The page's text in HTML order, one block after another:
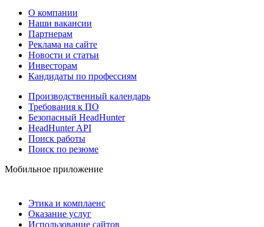
О компании
Наши вакансии
Партнерам
Реклама на сайте
Новости и статьи
Инвесторам
Кандидаты по профессиям
Производственный календарь
Требования к ПО
Безопасный HeadHunter
HeadHunter API
Поиск работы
Поиск по резюме
Мобильное приложение
Этика и комплаенс
Оказание услуг
Использование сайтов